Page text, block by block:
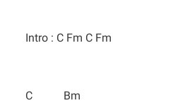
Intro : C Fm C Fm
C Bm